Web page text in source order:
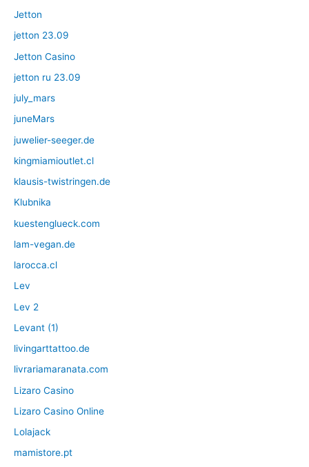
Jetton
jetton 23.09
Jetton Casino
jetton ru 23.09
july_mars
juneMars
juwelier-seeger.de
kingmiamioutlet.cl
klausis-twistringen.de
Klubnika
kuestenglueck.com
lam-vegan.de
larocca.cl
Lev
Lev 2
Levant (1)
livingarttattoo.de
livrariamaranata.com
Lizaro Casino
Lizaro Casino Online
Lolajack
mamistore.pt